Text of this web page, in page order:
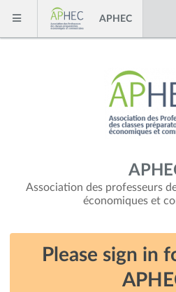
Skip to content
Menu
APHEC
Association des professeurs
économiques et
Please sign in